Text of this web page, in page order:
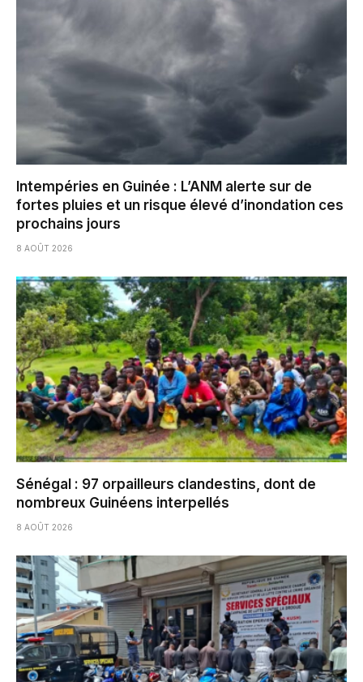
Intempéries en Guinée : L’ANM alerte sur de
fortes pluies et un risque élevé d’inondation ces
prochains jours
8 AOÛT 2026
Sénégal : 97 orpailleurs clandestins, dont de
nombreux Guinéens interpellés
8 AOÛT 2026